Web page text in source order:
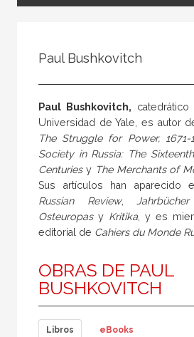
Coordinador
Editor
Editora
Escritor
Escritora
Prologuista
Traductor
Paul Bushkovitch
Paul Bushkovitch,
Universidad de Yale, es autor
The Struggle for Power, 1671-
Society in Russia: The
Centuriesy The Merchants of
Sus artículos han aparecido
Russian Review,
Osteuropasy Kritika , y es
editorial de Cahiers du Monde
OBRAS DE PAUL
BUSHKOVITCH
Libros eBooks